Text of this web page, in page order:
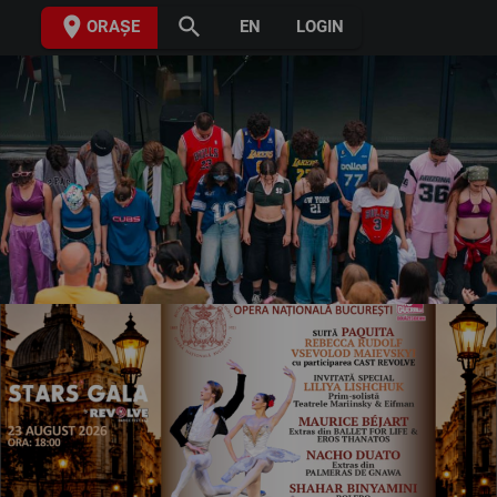
placeORAȘE search EN LOGIN